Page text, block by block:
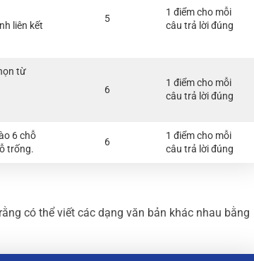
liên kết
5
1 điểm cho mỗi
câu trả lời đúng
từ
6
1 điểm cho mỗi
câu trả lời đúng
6 chỗ
trống.
6
1 điểm cho mỗi
câu trả lời đúng
có thể viết các dạng văn bản khác nhau bằng